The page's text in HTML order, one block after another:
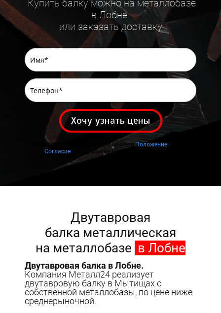
Купить балку можно на металлобазе
в Лобне
или заказать доставку
Хочу узнать цены
Нажимая на кнопку, вы принимаетеПоложениеи даете
Согласие на обработку персональных данных.
Двутавровая
балка металлическая
на металлобазе в Лобне
Двутавровая балка в Лобне.
Компания Металл24 реализует
двутавровую балку в Мытищах с
собственной металлобазы, по цене ниже
среднерыночной.